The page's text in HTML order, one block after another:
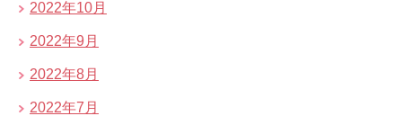
2022年10月
2022年9月
2022年8月
2022年7月